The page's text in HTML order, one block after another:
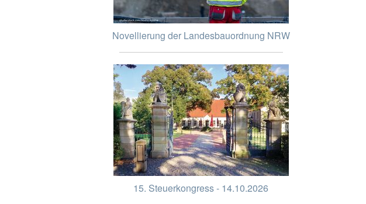
Novellierung der Landesbauordnung NRW
15. Steuerkongress - 14.10.2026